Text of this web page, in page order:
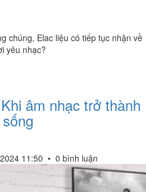
chúng, Elac liệu có tiếp tục nhận về
yêu nhạc?
âm nhạc trở thành
11:50 • 0 bình luận